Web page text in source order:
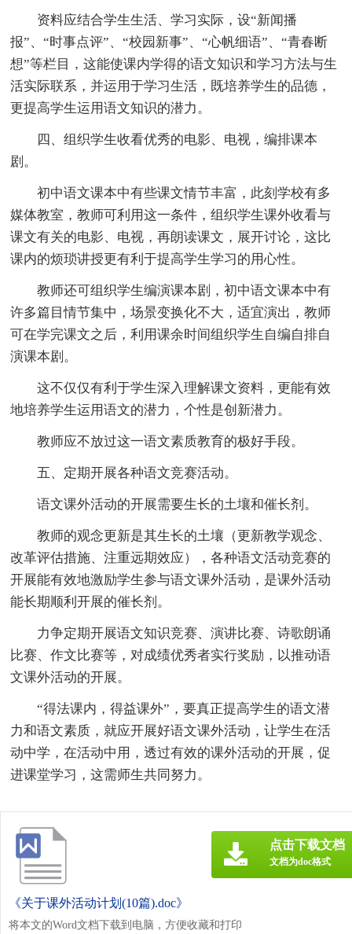
资料应结合学生生活、学习实际，设“新闻播
报”、“时事点评”、“校园新事”、“心帆细语”、“青春断
想”等栏目，这能使课内学得的语文知识和学习方法与生
活实际联系，并运用于学习生活，既培养学生的品德，
更提高学生运用语文知识的潜力。
四、组织学生收看优秀的电影、电视，编排课本
剧。
初中语文课本中有些课文情节丰富，此刻学校有多
媒体教室，教师可利用这一条件，组织学生课外收看与
课文有关的电影、电视，再朗读课文，展开讨论，这比
课内的烦琐讲授更有利于提高学生学习的用心性。
教师还可组织学生编演课本剧，初中语文课本中有
许多篇目情节集中，场景变换化不大，适宜演出，教师
可在学完课文之后，利用课余时间组织学生自编自排自
演课本剧。
这不仅仅有利于学生深入理解课文资料，更能有效
地培养学生运用语文的潜力，个性是创新潜力。
教师应不放过这一语文素质教育的极好手段。
五、定期开展各种语文竞赛活动。
语文课外活动的开展需要生长的土壤和催长剂。
教师的观念更新是其生长的土壤（更新教学观念、
改革评估措施、注重远期效应），各种语文活动竞赛的
开展能有效地激励学生参与语文课外活动，是课外活动
能长期顺利开展的催长剂。
力争定期开展语文知识竞赛、演讲比赛、诗歌朗诵
比赛、作文比赛等，对成绩优秀者实行奖励，以推动语
文课外活动的开展。
“得法课内，得益课外”，要真正提高学生的语文潜
力和语文素质，就应开展好语文课外活动，让学生在活
动中学，在活动中用，透过有效的课外活动的开展，促
进课堂学习，这需师生共同努力。
《关于课外活动计划(10篇).doc》
将本文的Word文档下载到电脑，方便收藏和打印
点击下载文档
文档为doc格式